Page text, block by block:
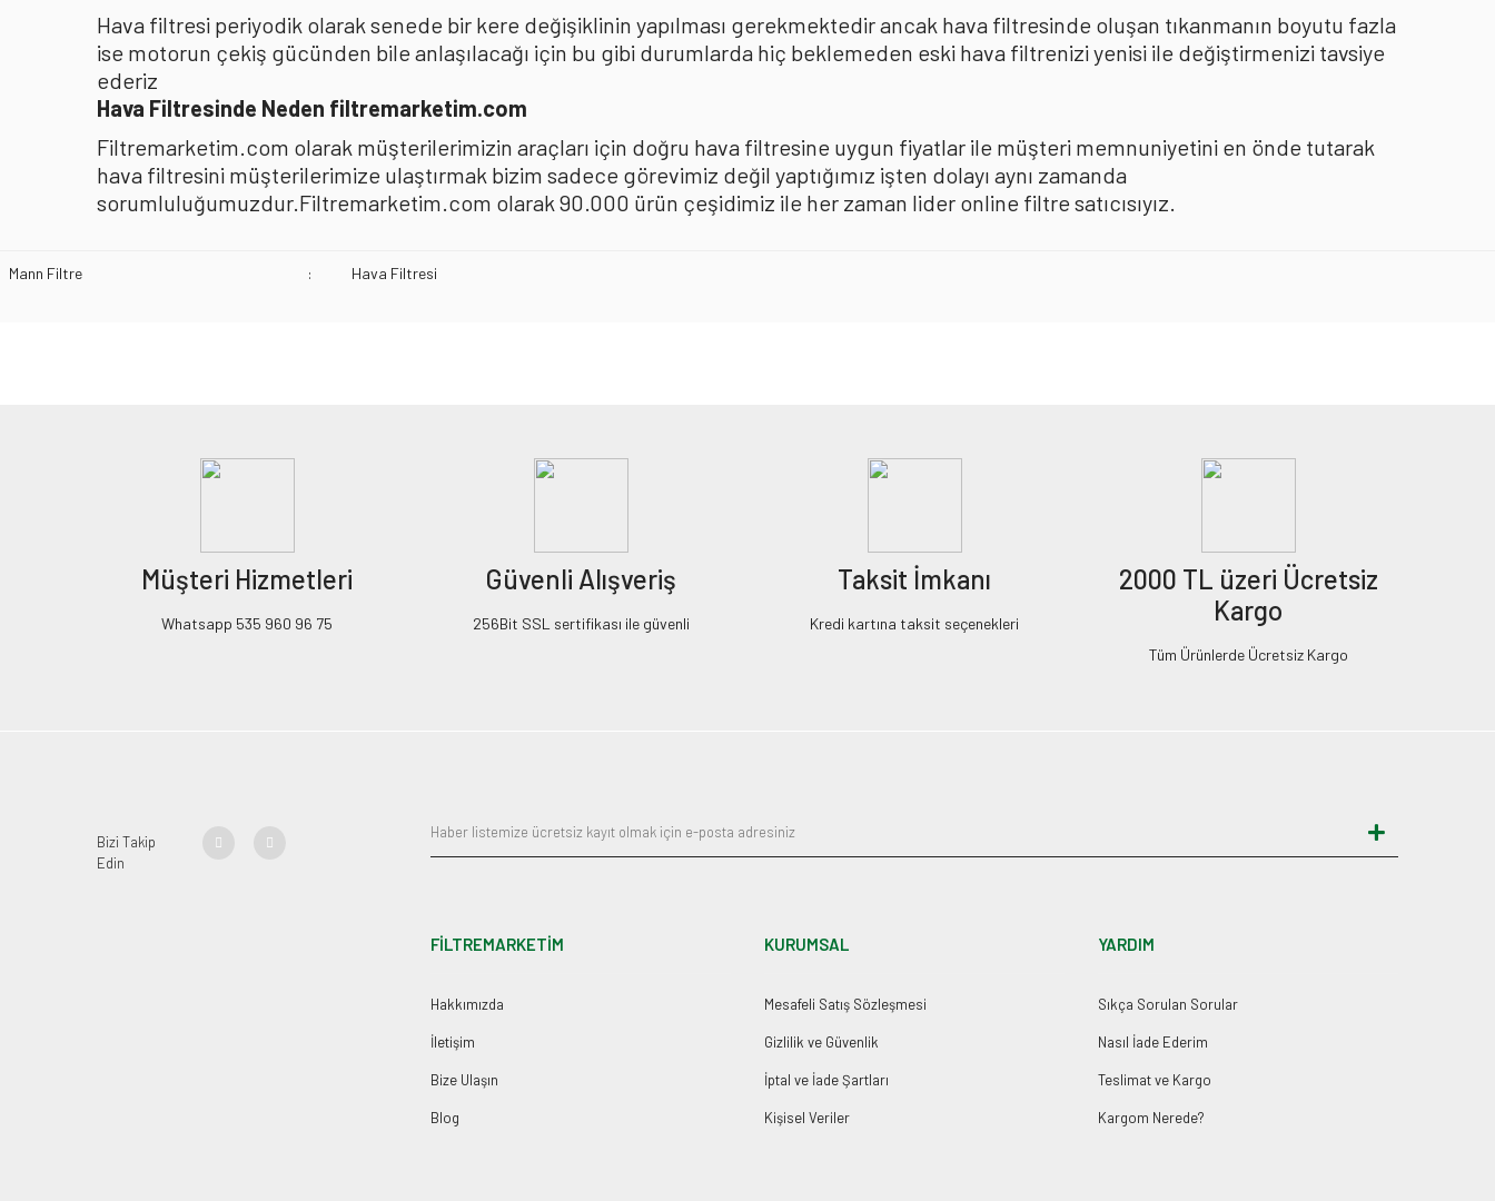
Hava filtresi periyodik olarak senede bir kere değişiklinin yapılması gerekmektedir ancak hava filtresinde oluşan tıkanmanın boyutu fazla
ise motorun çekiş gücünden bile anlaşılacağı için bu gibi durumlarda hiç beklemeden eski hava filtrenizi yenisi ile değiştirmenizi tavsiye
ederiz
Hava Filtresinde Neden filtremarketim.com
Filtremarketim.com olarak müşterilerimizin araçları için doğru hava filtresine uygun fiyatlar ile müşteri memnuniyetini en önde tutarak
hava filtresini müşterilerimize ulaştırmak bizim sadece görevimiz değil yaptığımız işten dolayı aynı zamanda
sorumluluğumuzdur.Filtremarketim.com olarak 90.000 ürün çeşidimiz ile her zaman lider online filtre satıcısıyız.
Mann Filtre : Hava Filtresi
Müşteri Hizmetleri
Whatsapp 535 960 96 75
Güvenli Alışveriş
256Bit SSL sertifikası ile güvenli
Taksit İmkanı
Kredi kartına taksit seçenekleri
2000 TL üzeri Ücretsiz
Kargo
Tüm Ürünlerde Ücretsiz Kargo
Bizi Takip
Edin
FİLTREMARKETİM
Hakkımızda
İletişim
Bize Ulaşın
Blog
KURUMSAL
Mesafeli Satış Sözleşmesi
Gizlilik ve Güvenlik
İptal ve İade Şartları
Kişisel Veriler
YARDIM
Sıkça Sorulan Sorular
Nasıl İade Ederim
Teslimat ve Kargo
Kargom Nerede?